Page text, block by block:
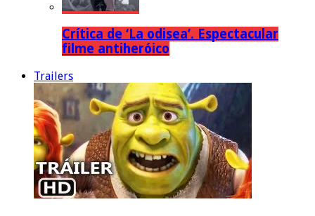
Crítica de ‘La odisea’. Espectacular
filme antiheróico
Trailers